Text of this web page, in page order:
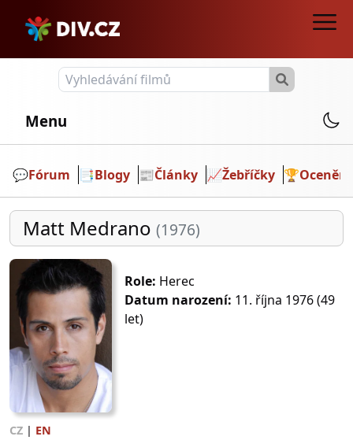
Menu
💬️Fórum 📑Blogy 📰Články 📈Žebříčky 🏆Ocenění
Matt Medrano (1976)
Role: Herec
Datum narození: 11. října 1976 (49
let)
CZ | EN